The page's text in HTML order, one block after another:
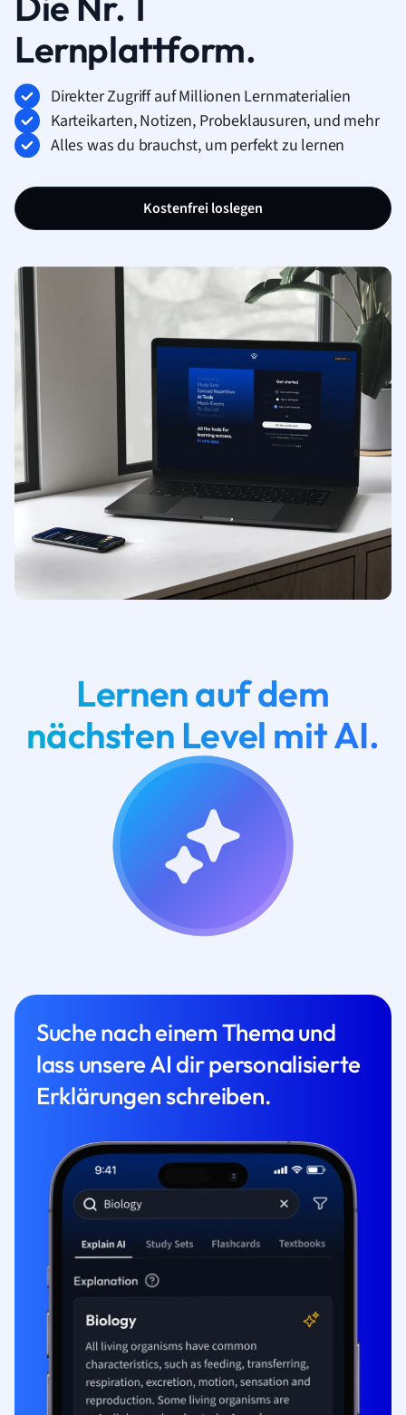
Lernplattform.
Direkter Zugriff auf Millionen Lernmaterialien
Karteikarten, Notizen, Probeklausuren, und mehr
Alles was du brauchst, um perfekt zu lernen
Kostenfrei loslegen
Lernen auf dem
nächsten Level mit AI.
Suche nach einem Thema und
lass unsere AI dir personalisierte
Erklärungen schreiben.